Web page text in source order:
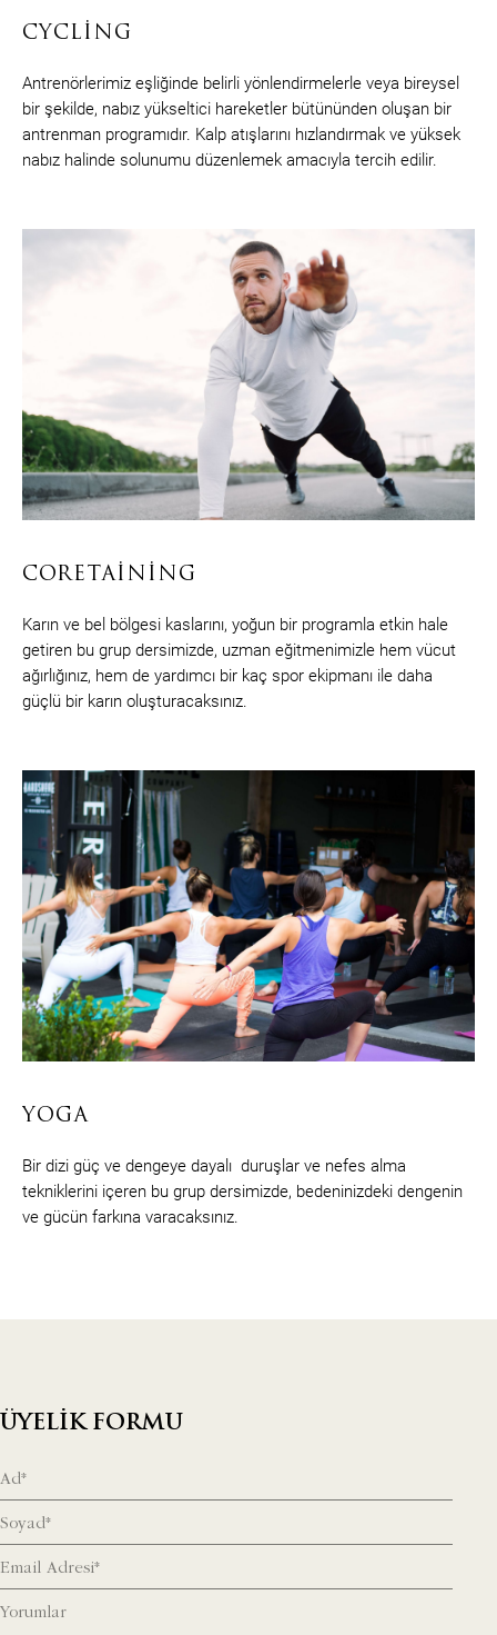
CYCLING
Antrenörlerimiz eşliğinde belirli yönlendirmelerle veya bireysel
bir şekilde, nabız yükseltici hareketler bütününden oluşan bir
antrenman programıdır. Kalp atışlarını hızlandırmak ve yüksek
nabız halinde solunumu düzenlemek amacıyla tercih edilir.
CORETAINING
Karın ve bel bölgesi kaslarını, yoğun bir programla etkin hale
getiren bu grup dersimizde, uzman eğitmenimizle hem vücut
ağırlığınız, hem de yardımcı bir kaç spor ekipmanı ile daha
güçlü bir karın oluşturacaksınız.
YOGA
Bir dizi güç ve dengeye dayalı duruşlar ve nefes alma
tekniklerini içeren bu grup dersimizde, bedeninizdeki dengenin
ve gücün farkına varacaksınız.
ÜYELİK FORMU